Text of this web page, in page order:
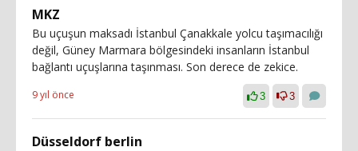
MKZ
Bu uçuşun maksadı İstanbul Çanakkale yolcu taşımacılığı
değil, Güney Marmara bölgesindeki insanların İstanbul
bağlantı uçuşlarına taşınması. Son derece de zekice.
9 yıl önce 3 3
Düsseldorf berlin